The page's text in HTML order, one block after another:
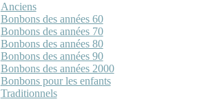
Anciens
Bonbons des années 60
Bonbons des années 70
Bonbons des années 80
Bonbons des années 90
Bonbons des années 2000
Bonbons pour les enfants
Traditionnels